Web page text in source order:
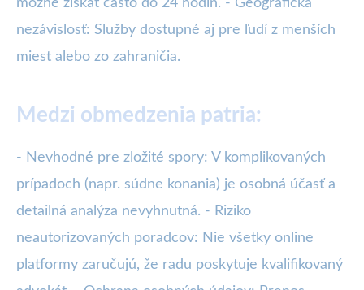
možné získať často do 24 hodín. - Geografická
nezávislosť: Služby dostupné aj pre ľudí z menších
miest alebo zo zahraničia.
Medzi obmedzenia patria:
- Nevhodné pre zložité spory: V komplikovaných
prípadoch (napr. súdne konania) je osobná účasť a
detailná analýza nevyhnutná. - Riziko
neautorizovaných poradcov: Nie všetky online
platformy zaručujú, že radu poskytuje kvalifikovaný